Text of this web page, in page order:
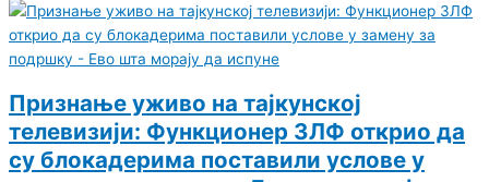
Признање уживо на тајкунској
телевизији: Функционер ЗЛФ открио да
су блокадерима поставили услове у